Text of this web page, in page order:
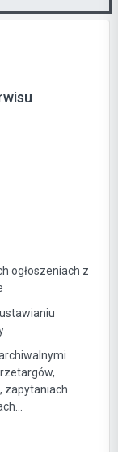
ogłoszeniach z
zapytaniach